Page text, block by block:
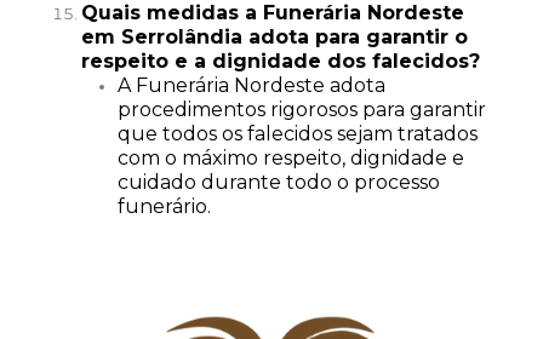
Quais medidas a Funerária Nordeste
em Serrolândia adota para garantir o
respeito e a dignidade dos falecidos?
A Funerária Nordeste adota
procedimentos rigorosos para garantir
que todos os falecidos sejam tratados
com o máximo respeito, dignidade e
cuidado durante todo o processo
funerário.